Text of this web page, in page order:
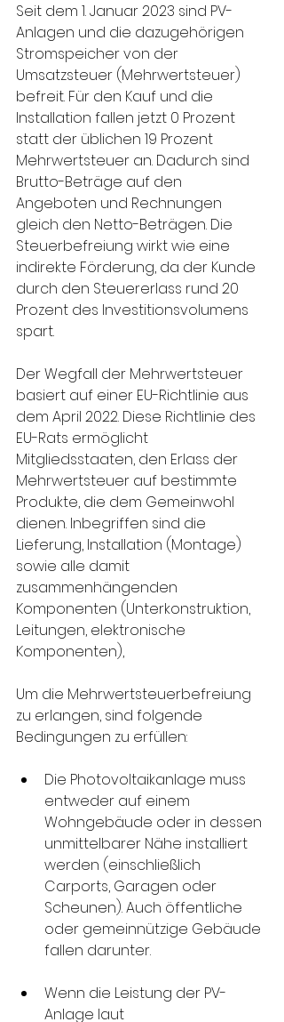
Seit dem 1. Januar 2023 sind PV-
Anlagen und die dazugehörigen
Stromspeicher von der
Umsatzsteuer (Mehrwertsteuer)
befreit. Für den Kauf und die
Installation fallen jetzt 0 Prozent
statt der üblichen 19 Prozent
Mehrwertsteuer an. Dadurch sind
Brutto-Beträge auf den
Angeboten und Rechnungen
gleich den Netto-Beträgen. Die
Steuerbefreiung wirkt wie eine
indirekte Förderung, da der Kunde
durch den Steuererlass rund 20
Prozent des Investitionsvolumens
spart.
Der Wegfall der Mehrwertsteuer
basiert auf einer EU-Richtlinie aus
dem April 2022. Diese Richtlinie des
EU-Rats ermöglicht
Mitgliedsstaaten, den Erlass der
Mehrwertsteuer auf bestimmte
Produkte, die dem Gemeinwohl
dienen. Inbegriffen sind die
Lieferung, Installation (Montage)
sowie alle damit
zusammenhängenden
Komponenten (Unterkonstruktion,
Leitungen, elektronische
Komponenten),
Um die Mehrwertsteuerbefreiung
zu erlangen, sind folgende
Bedingungen zu erfüllen:
Die Photovoltaikanlage muss
entweder auf einem
Wohngebäude oder in dessen
unmittelbarer Nähe installiert
werden (einschließlich
Carports, Garagen oder
Scheunen). Auch öffentliche
oder gemeinnützige Gebäude
fallen darunter.
Wenn die Leistung der PV-
Anlage laut